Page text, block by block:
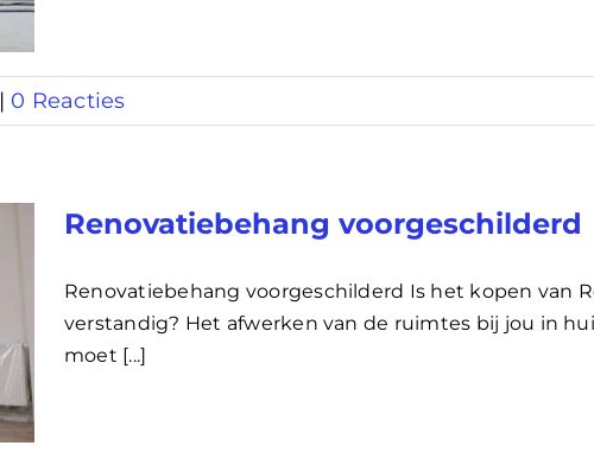
| 0 Reacties
Renovatiebehang voorgeschilderd
Renovatiebehang voorgeschilderd Is het kopen van
verstandig? Het afwerken van de ruimtes bij jou in
moet [...]